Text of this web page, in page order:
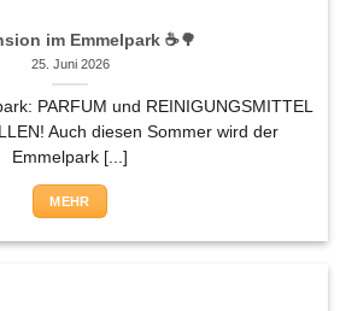
im Emmelpark ☕🌳
25. Juni 2026
PARFUM und REINIGUNGSMITTEL
Auch diesen Sommer wird der
Emmelpark [...]
MEHR